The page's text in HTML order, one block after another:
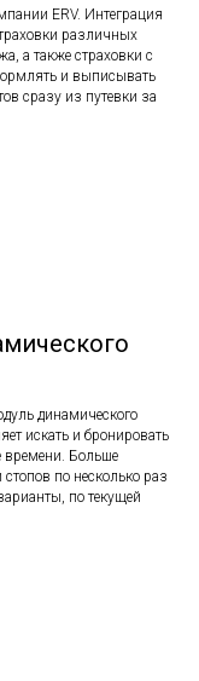
ERV. Интеграция
различных
а также страховки с
и выписывать
сразу из путевки за
динамического
искать и бронировать
времени. Больше
по несколько раз
по текущей